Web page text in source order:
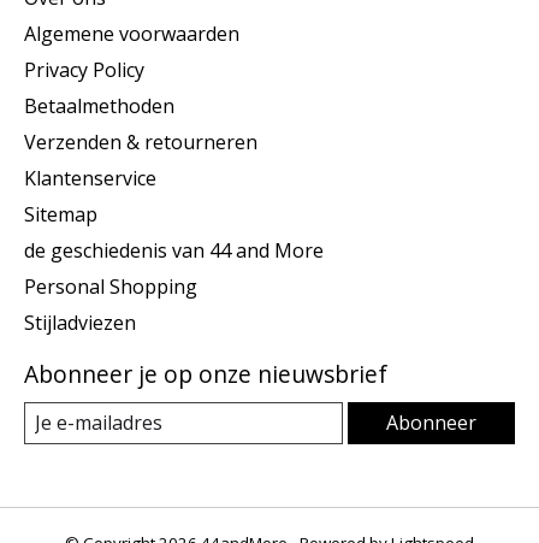
Algemene voorwaarden
Privacy Policy
Betaalmethoden
Verzenden & retourneren
Klantenservice
Sitemap
de geschiedenis van 44 and More
Personal Shopping
Stijladviezen
Abonneer je op onze nieuwsbrief
Abonneer